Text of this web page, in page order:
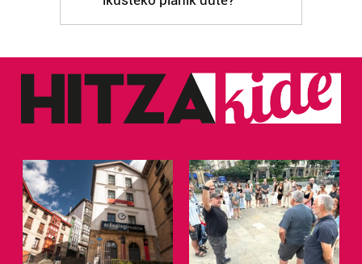
Webgune honek cookie propioak eta hirugarrenen cookie-
zerbitzuak hobetzeko asmoz, cookie teknologiaz
baliatzen gara. Ohar hau onartuz gero, teknologia hori
erabiltzeko baimen esplizitua ematen diguzu.
Gehiago